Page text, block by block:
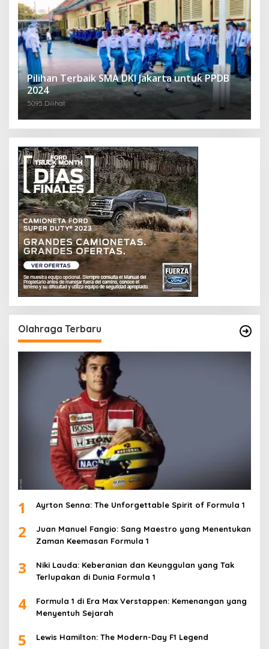
Pilihan Terbaik SMA DKI Jakarta untuk PPDB
2024
5095 Dilihat
Olahraga Terbaru
1 Ayrton Senna: The Unforgettable Spirit of Formula 1
2
Juan Manuel Fangio: Sang Maestro yang Menentukan
Zaman Keemasan Formula 1
3
Niki Lauda: Keberanian dan Keunggulan yang Tak
Terlupakan di Dunia Formula 1
4
Formula 1 di Era Max Verstappen: Kemenangan yang
Menyentuh Sejarah
5 Lewis Hamilton: The Modern-Day F1 Legend